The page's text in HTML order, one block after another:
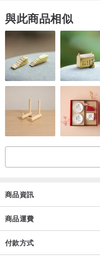
■ 材質質感與手感可能因製作
■ 商品圖片僅供參考。顏色、
■ 每件商品皆為精心手工製作
外，規格可能會有些許變更。
■ 請避免裝入過重物品。這
■ 若因包包破損導致內容物遺
■ 訂單成立後，恕不接受內容
■ 恕不接受因個人因素（如不
品退換貨。
與此商品相似
商品資訊
商品運費
付款方式